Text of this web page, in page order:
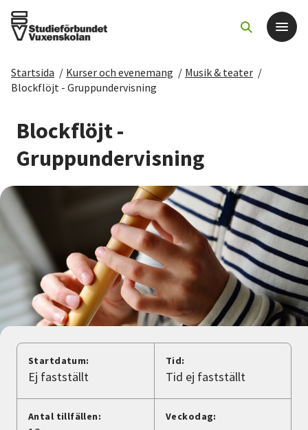
Det här gör vi
För dig som
Sök kurser och evenemang
Om SV
Starta studiecirkel
Cirkelledare
Nyheter
Avdelningar
Lyssna
Startsida / Kurser och evenemang / Musik & teater /
Blockflöjt - Gruppundervisning
Blockflöjt -
Gruppundervisning
Startdatum:
Ej fastställt
Tid:
Tid ej fastställt
Antal tillfällen: Veckodag: